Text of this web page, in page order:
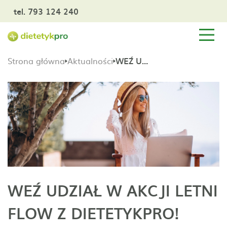
tel. 793 124 240
Strona główna Aktualności WEŹ UDZIAŁ W AKCJI LETNI FLOW Z DIETETYKPRO!
WEŹ UDZIAŁ W AKCJI LETNI
FLOW Z DIETETYKPRO!